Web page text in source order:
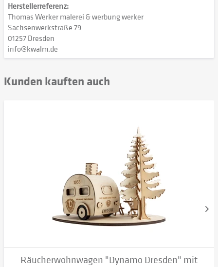
Herstellerreferenz:
Thomas Werker malerei & werbung werker
Sachsenwerkstraße 79
01257 Dresden
info@kwalm.de
Kunden kauften auch
Räucherwohnwagen "Dynamo Dresden" mit